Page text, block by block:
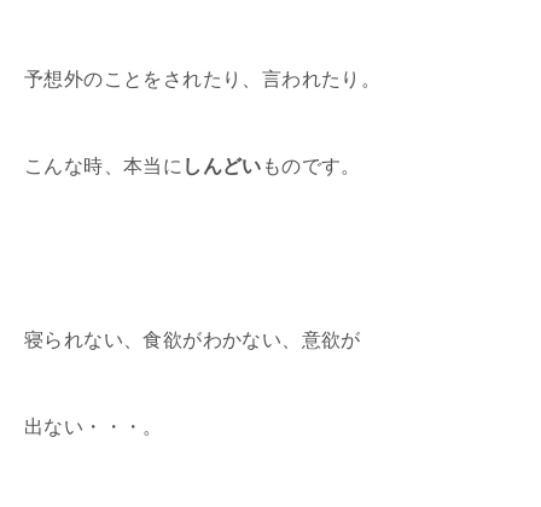
予想外のことをされたり、言われたり。
こんな時、本当に しんどい ものです。
寝られない、食欲がわかない、意欲が
出ない・・・。